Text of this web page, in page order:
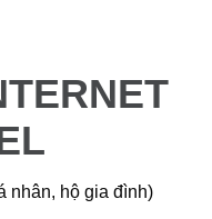
nhân, hộ gia đình)